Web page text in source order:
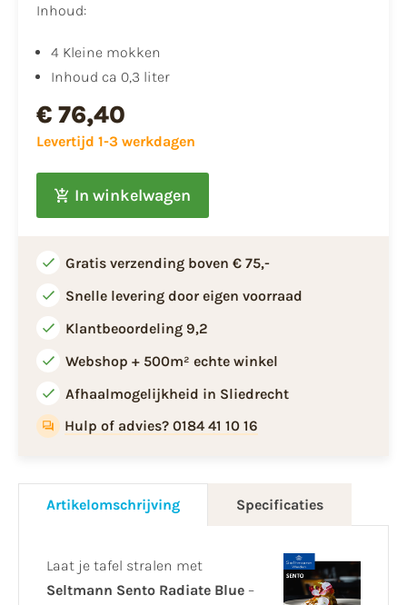
Inhoud:
​​4 Kleine mokken
Inhoud ca 0,3 liter
€ 76,40
Levertijd 1-3 werkdagen
In winkelwagen
Gratis verzending boven € 75,-
Snelle levering door eigen voorraad
Klantbeoordeling 9,2
Webshop + 500m² echte winkel
Afhaalmogelijkheid in Sliedrecht
Hulp of advies? 0184 41 10 16
Artikelomschrijving Specificaties
Laat je tafel stralen met
Seltmann Sento Radiate Blue –